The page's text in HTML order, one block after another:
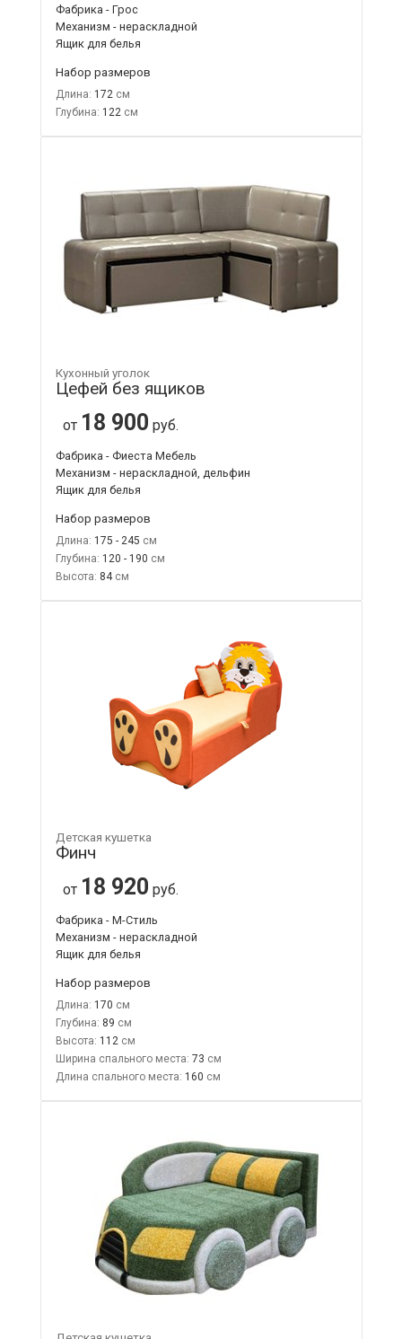
Фабрика - Грос
Механизм - нераскладной
Ящик для белья
Набор размеров
Длина: 172
Глубина: 122
Кухонный уголок
Цефей без ящиков
от 18 900 руб.
Фабрика - Фиеста Мебель
Механизм - нераскладной, дельфин
Ящик для белья
Набор размеров
Длина: 175 - 245
Глубина: 120 - 190
Высота: 84
Детская кушетка
Финч
от 18 920 руб.
Фабрика - М-Стиль
Механизм - нераскладной
Ящик для белья
Набор размеров
Длина: 170
Глубина: 89
Высота: 112
Ширина спального места: 73
Длина спального места: 160